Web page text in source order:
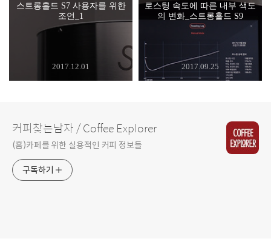
스트롱홀드 S7 사용자를 위한
조언_1
2017.12.01
로스팅 속도에 따른 내부 색도
의 변화_스트롱홀드 S9
2017.09.25
커피찾는남자 / Coffee Explorer
(홈)카페를 위한 실용적인 커피 정보들
구독하기